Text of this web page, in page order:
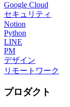
Google Cloud
セキュリティ
Notion
Python
LINE
PM
デザイン
リモートワーク
プロダクト